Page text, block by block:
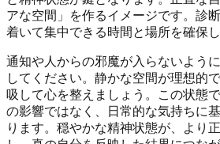
アな空間」を作るイメージです。診
着いて集中できる時間と場所を確保し
通知や人からの邪魔が入らないよう
してください。静かな空間が理想的
吸して心を整えましょう。この状態
の影響ではなく、日常的な気持ちに
ります。穏やかな精神状態が、より